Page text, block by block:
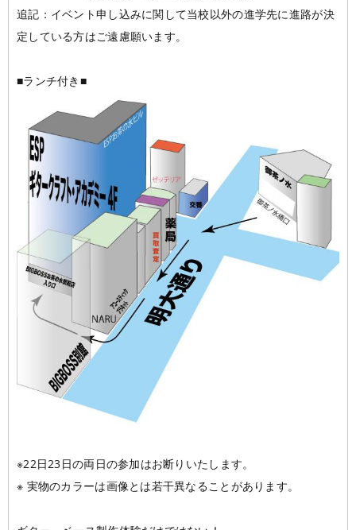
追記：イベント申し込みに関して当校以外の進学先に進路が決
定している方はご遠慮願います。
■ランチ付き■
※22日23日の両日の参加はお断りいたします。
※ 実物のカラーは画像とは若干異なることがあります。